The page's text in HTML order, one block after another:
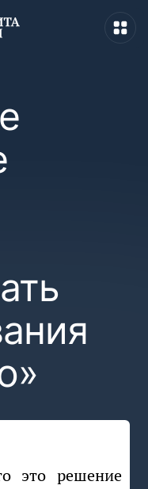
это решение